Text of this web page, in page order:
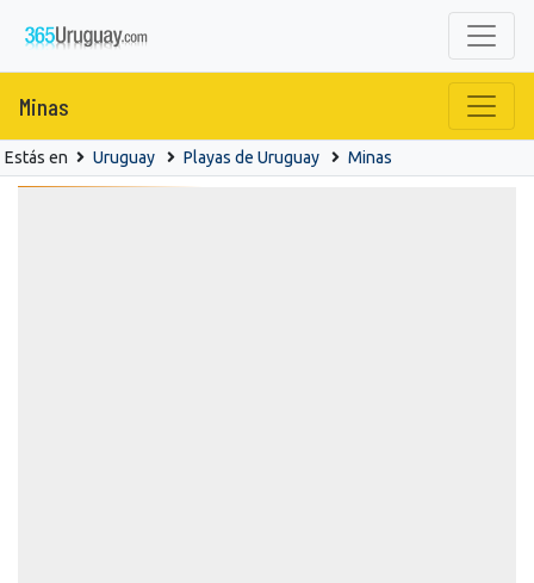
Minas
Estás en Uruguay Playas de Uruguay Minas